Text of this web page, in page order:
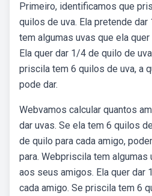
Primeiro, identificamos que
quilos de uva. Ela pretende
tem algumas uvas que ela
Ela quer dar 1/4 de quilo de
priscila tem 6 quilos de uva, a
pode dar.
Webvamos calcular quantos
dar uvas. Se ela tem 6 quilos
de quilo para cada amigo,
para. Webpriscila tem algumas
aos seus amigos. Ela quer dar
cada amigo. Se priscila tem 6